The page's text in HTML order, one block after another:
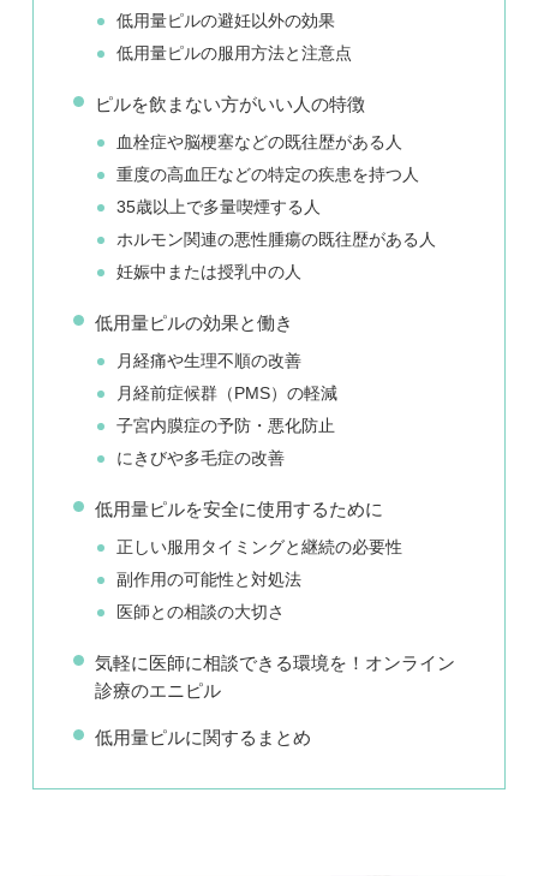
低用量ピルの避妊以外の効果
低用量ピルの服用方法と注意点
ピルを飲まない方がいい人の特徴
血栓症や脳梗塞などの既往歴がある人
重度の高血圧などの特定の疾患を持つ人
35歳以上で多量喫煙する人
ホルモン関連の悪性腫瘍の既往歴がある人
妊娠中または授乳中の人
低用量ピルの効果と働き
月経痛や生理不順の改善
月経前症候群（PMS）の軽減
子宮内膜症の予防・悪化防止
にきびや多毛症の改善
低用量ピルを安全に使用するために
正しい服用タイミングと継続の必要性
副作用の可能性と対処法
医師との相談の大切さ
気軽に医師に相談できる環境を！オンライン
診療のエニピル
低用量ピルに関するまとめ